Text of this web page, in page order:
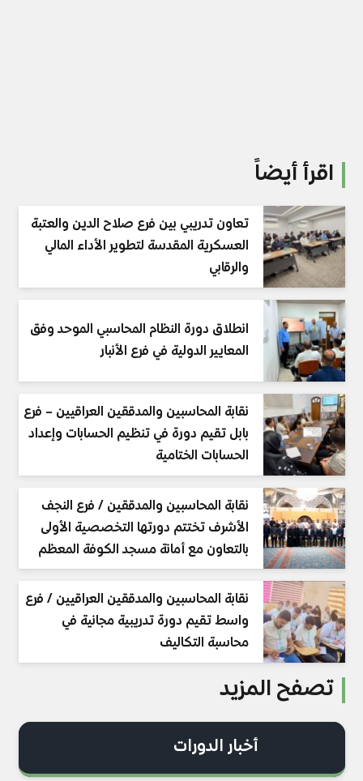
اقرأ أيضاً
تعاون تدريبي بين فرع صلاح الدين والعتبة
العسكرية المقدسة لتطوير الأداء المالي
والرقابي
انطلاق دورة النظام المحاسبي الموحد وفق
المعايير الدولية في فرع الأنبار
نقابة المحاسبين والمدققين العراقيين – فرع
بابل تقيم دورة في تنظيم الحسابات وإعداد
الحسابات الختامية
نقابة المحاسبين والمدققين / فرع النجف
الأشرف تختتم دورتها التخصصية الأولى
بالتعاون مع أمانة مسجد الكوفة المعظم
نقابة المحاسبين والمدققين العراقيين / فرع
واسط تقيم دورة تدريبية مجانية في
محاسبة التكاليف
تصفح المزيد
أخبار الدورات